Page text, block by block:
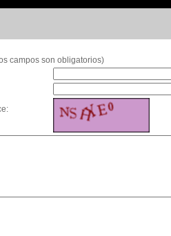
campos son obligatorios)